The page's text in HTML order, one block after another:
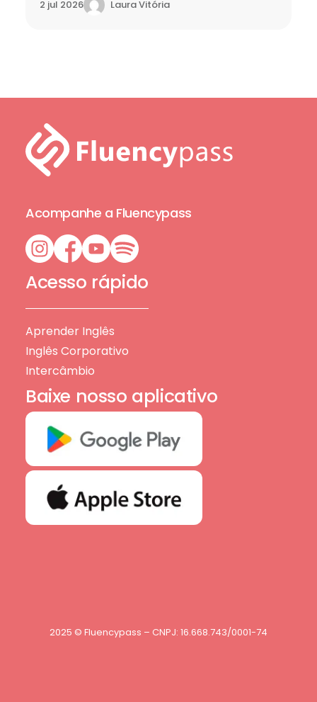
2 jul 2026 Laura Vitória
Acompanhe a Fluencypass
Acesso rápido
Aprender Inglês
Inglês Corporativo
Intercâmbio
Baixe nosso aplicativo
2025 © Fluencypass – CNPJ: 16.668.743/0001-74